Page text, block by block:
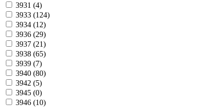
3931 (4)
3933 (124)
3934 (12)
3936 (29)
3937 (21)
3938 (65)
3939 (7)
3940 (80)
3942 (5)
3945 (0)
3946 (10)